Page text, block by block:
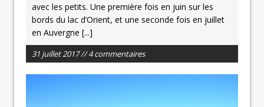
avec les petits. Une première fois en juin sur les
bords du lac d’Orient, et une seconde fois en juillet
en Auvergne [...]
31 juillet 2017 // 4 commentaires